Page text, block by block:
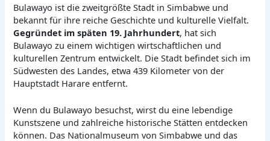
Bulawayo ist die zweitgrößte Stadt in Simbabwe und
bekannt für ihre reiche Geschichte und kulturelle Vielfalt.
Gegründet im späten 19. Jahrhundert, hat sich
Bulawayo zu einem wichtigen wirtschaftlichen und
kulturellen Zentrum entwickelt. Die Stadt befindet sich im
Südwesten des Landes, etwa 439 Kilometer von der
Hauptstadt Harare entfernt.
Wenn du Bulawayo besuchst, wirst du eine lebendige
Kunstszene und zahlreiche historische Stätten entdecken
können. Das Nationalmuseum von Simbabwe und das